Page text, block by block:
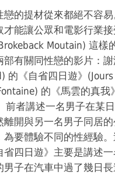
的提材從來都絕不容
才能讓公眾和電影行業
Moutain) 這樣
部有關同性戀的影片：
的《自省四日遊》
的《馬雲的真我
前者講述一名男子在某
離開與另一名男子同居
為要體驗不同的性經驗
四日遊》主要是講述一
子在汽車中過了幾日長